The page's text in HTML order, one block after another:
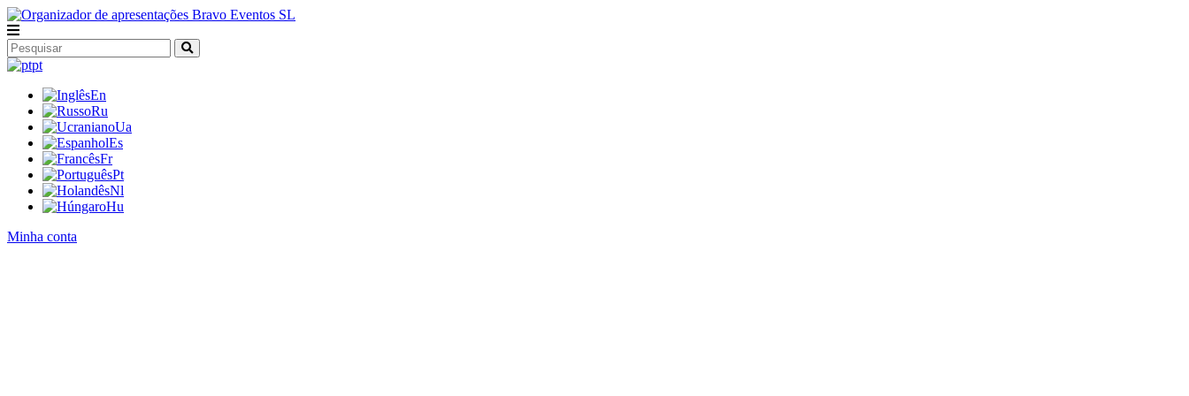
pt
En
Ru
Ua
Es
Fr
Pt
Nl
Hu
Minha conta